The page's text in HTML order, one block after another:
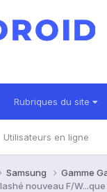
Rubriques du site
Utilisateurs en ligne
Samsung Gamme
nouveau F/